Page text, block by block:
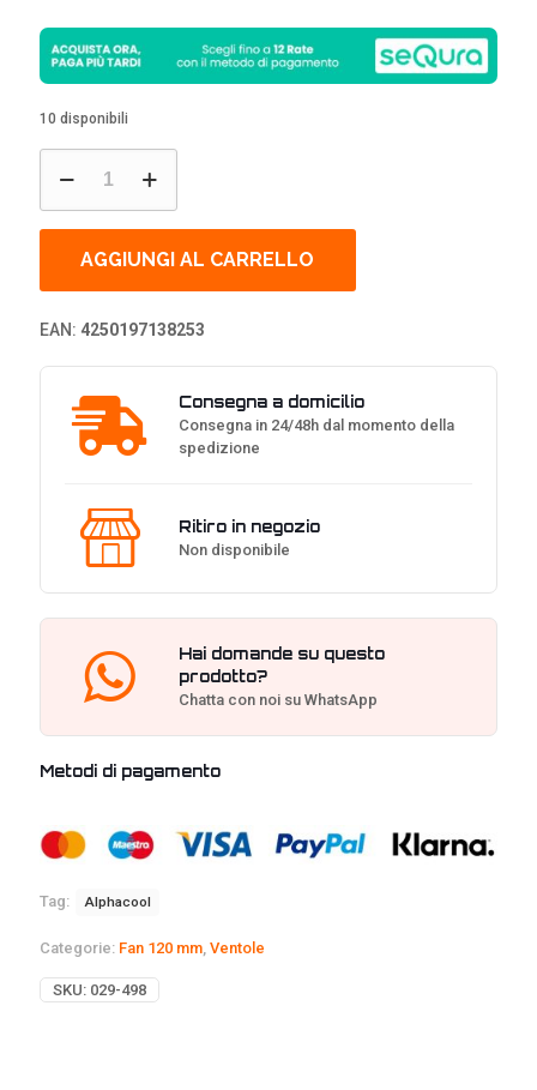
10 disponibili
Apex
Stealth
Metal
Power
120
mm,
3.000
U/min
Bianco
quantità
AGGIUNGI AL CARRELLO
EAN: 4250197138253
Consegna a domicilio
Consegna in 24/48h dal momento della
spedizione
Ritiro in negozio
Non disponibile
Hai domande su questo
prodotto?
Chatta con noi su WhatsApp
Metodi di pagamento
Tag: Alphacool
Categorie: Fan 120 mm Ventole
SKU: 029-498